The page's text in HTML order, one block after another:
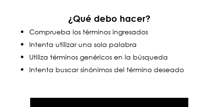
¿Qué debo hacer?
Comprueba los términos ingresados
Intenta utilizar una sola palabra
Utiliza términos genéricos en la búsqueda
Intenta buscar sinónimos del término deseado